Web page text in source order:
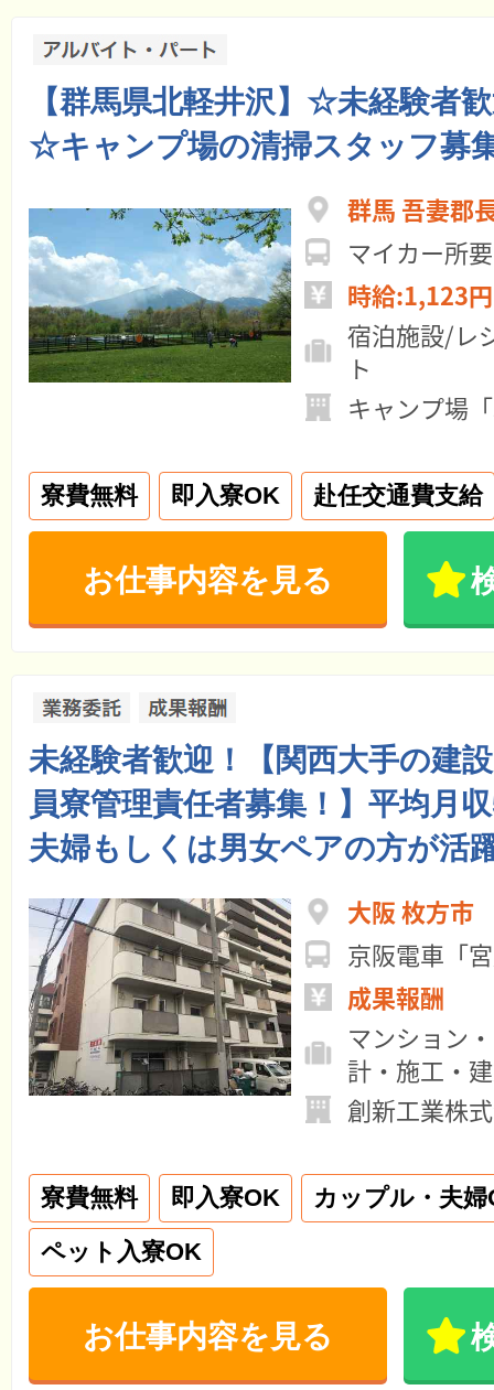
【群馬県北軽井沢】☆未経験者
☆キャンプ場の清掃スタッフ募
群馬 吾妻郡
マイカー所
時給:1,123
宿泊施設/レ
ト
キャンプ場
寮費無料 即入寮OK 赴任交通費支給
お仕事内容を見る
未経験者歓迎！【関西大手の建
員寮管理責任者募集！】平均月
夫婦もしくは男女ペアの方が活
大阪 枚方市
京阪電車「
成果報酬
マンション
計・施工・
創新工業株
寮費無料 即入寮OK
カップル・夫婦
ペット入寮OK
お仕事内容を見る